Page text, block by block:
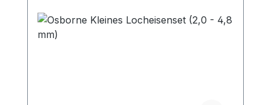
Kraftersparnis von ca. 70 %. Zum Lochen
von Leder und ähnlichen starken und